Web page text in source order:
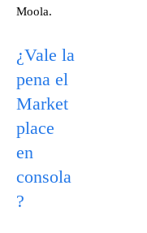
Moola.
¿Vale la
pena el
Market
place
en
consola
?